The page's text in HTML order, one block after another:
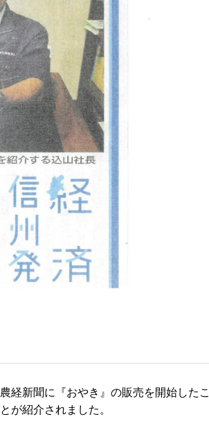
農経新聞に『おやき』の販売を開始したこ
とが紹介されました。